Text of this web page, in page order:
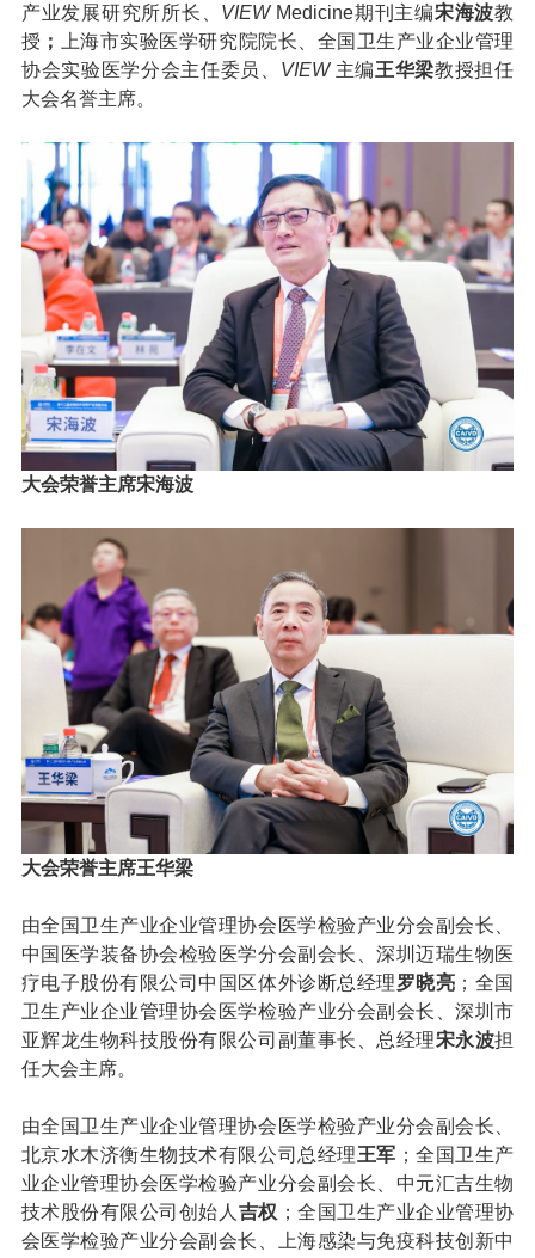
产业发展研究所所长、 VIEWMedicine期刊主编宋海波教
授 ；
上海市实验医学研究院院长、全国卫生产业企业管理
协会实验医学分会主任委员、 VIEW 主编王华梁教授担任
大会名誉主席。
大会荣誉主席宋海波
大会荣誉主席王华梁
由全国卫生产业企业管理协会医学检验产业分会副会长、
中国医学装备协会检验医学分会副会长、深圳迈瑞生物医
疗电子股份有限公司中国区体外诊断总经理罗晓亮 ；全国
卫生产业企业管理协会医学检验产业分会副会长、深圳市
亚辉龙生物科技股份有限公司副董事长、总经理宋永波担
任大会主席。
由全国卫生产业企业管理协会医学检验产业分会副会长、
北京水木济衡生物技术有限公司总经理王军 ；全国卫生产
业企业管理协会医学检验产业分会副会长、中元汇吉生物
技术股份有限公司创始人吉权 ；全国卫生产业企业管理协
会医学检验产业分会副会长、上海感染与免疫科技创新中